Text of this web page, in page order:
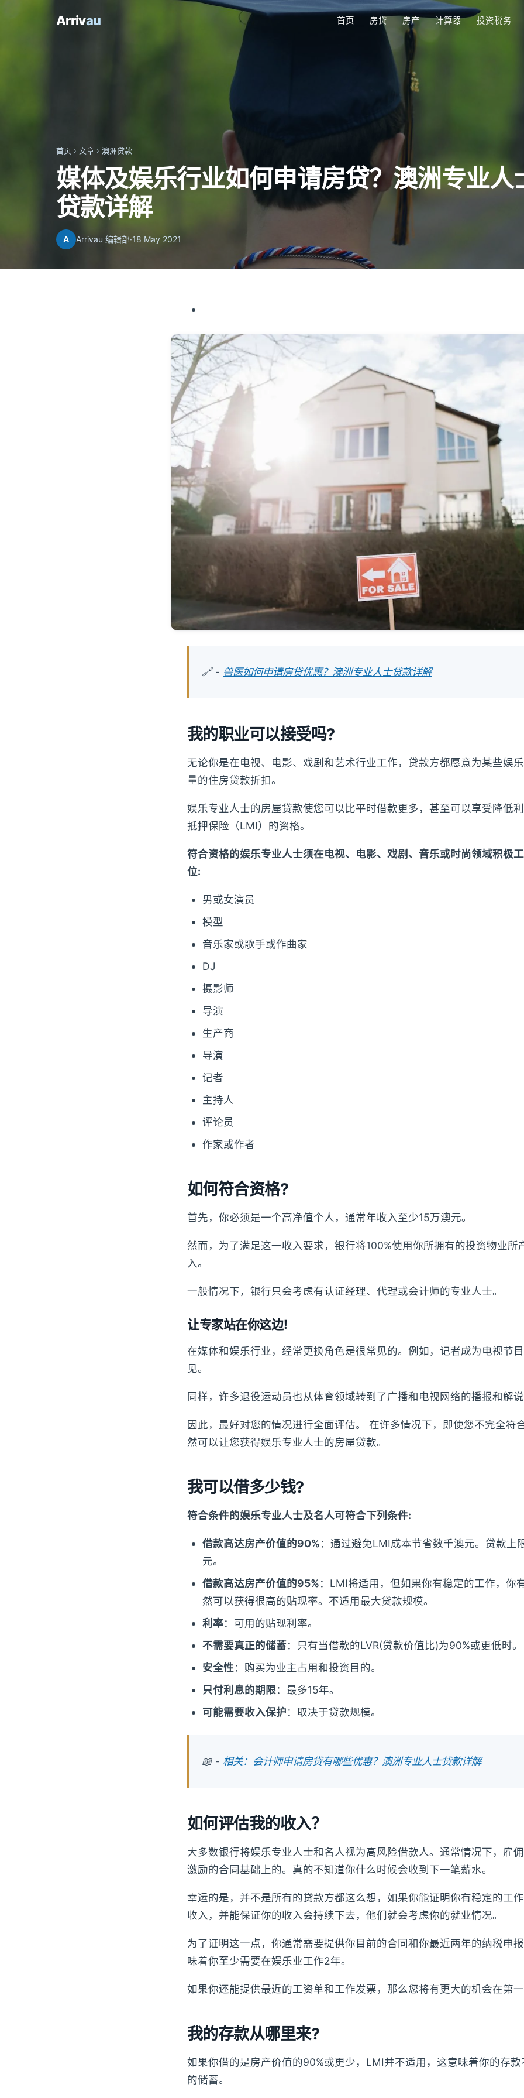
Arrivau 首页 房贷 房产 计算器 投资税务
首页 › 文章 › 澳洲贷款
媒体及娱乐行业如何申请房贷？澳洲专业人
贷款详解
A Arrivau 编辑部·18 May 2021
🔗 - 兽医如何申请房贷优惠？澳洲专业人士贷款详解
我的职业可以接受吗?
无论你是在电视、电影、戏剧和艺术行业工作，贷款方都愿意为某些娱
量的住房贷款折扣。
娱乐专业人士的房屋贷款使您可以比平时借款更多，甚至可以享受降低
抵押保险（LMI）的资格。
符合资格的娱乐专业人士须在电视、电影、戏剧、音乐或时尚领域积极
位:
男或女演员
模型
音乐家或歌手或作曲家
DJ
摄影师
导演
生产商
导演
记者
主持人
评论员
作家或作者
如何符合资格?
首先，你必须是一个高净值个人，通常年收入至少15万澳元。
然而，为了满足这一收入要求，银行将100%使用你所拥有的投资物业所
入。
一般情况下，银行只会考虑有认证经理、代理或会计师的专业人士。
让专家站在你这边!
在媒体和娱乐行业，经常更换角色是很常见的。例如，记者成为电视节
见。
同样，许多退役运动员也从体育领域转到了广播和电视网络的播报和解说
因此，最好对您的情况进行全面评估。 在许多情况下，即使您不完全符
然可以让您获得娱乐专业人士的房屋贷款。
我可以借多少钱?
符合条件的娱乐专业人士及名人可符合下列条件:
借款高达房产价值的90%：通过避免LMI成本节省数千澳元。贷款上
元。
借款高达房产价值的95%：LMI将适用，但如果你有稳定的工作，你
然可以获得很高的贴现率。不适用最大贷款规模。
利率：可用的贴现利率。
不需要真正的储蓄：只有当借款的LVR(贷款价值比)为90%或更低时。
安全性：购买为业主占用和投资目的。
只付利息的期限：最多15年。
可能需要收入保护：取决于贷款规模。
📖 - 相关：会计师申请房贷有哪些优惠？澳洲专业人士贷款详解
如何评估我的收入？
大多数银行将娱乐专业人士和名人视为高风险借款人。通常情况下，雇
激励的合同基础上的。真的不知道你什么时候会收到下一笔薪水。
幸运的是，并不是所有的贷款方都这么想，如果你能证明你有稳定的工
收入，并能保证你的收入会持续下去，他们就会考虑你的就业情况。
为了证明这一点，你通常需要提供你目前的合同和你最近两年的纳税申
味着你至少需要在娱乐业工作2年。
如果你还能提供最近的工资单和工作发票，那么您将有更大的机会在第一
我的存款从哪里来?
如果你借的是房产价值的90%或更少，LMI并不适用，这意味着你的存
的储蓄。